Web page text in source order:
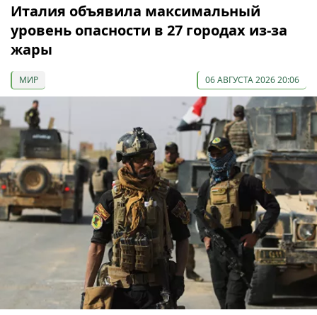
Италия объявила максимальный
уровень опасности в 27 городах из-за
жары
МИР 06 АВГУСТА 2026 20:06